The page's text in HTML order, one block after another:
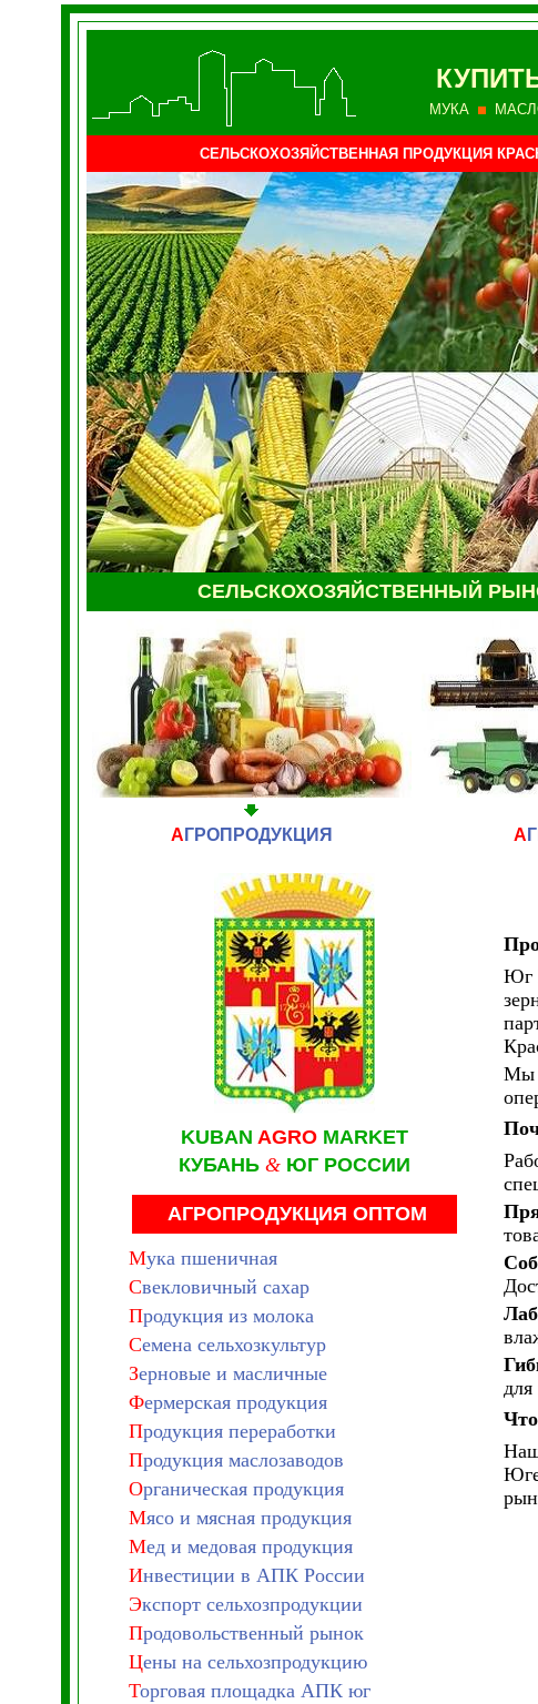
МУКА
СЕЛЬСКОХОЗЯЙСТВЕННАЯ ПРОДУКЦИЯ
СЕЛЬСКОХОЗЯЙСТВЕННЫЙ
А ГРОПРОДУКЦИЯ А
KUBAN AGRO MARKET
КУБАНЬ & ЮГ РОССИИ
АГРОПРОДУКЦИЯ ОПТОМ
Мука пшеничная
Свекловичный сахар
Продукция из молока
Семена сельхозкультур
Зерновые и масличные
Фермерская продукция
Продукция переработки
Продукция маслозаводов
Органическая продукция
Мясо и мясная продукция
Мед и медовая продукция
Инвестиции в АПК России
Экспорт сельхозпродукции
Продовольственный рынок
Цены на сельхозпродукцию
Торговая площадка АПК юг
Юг
Мы